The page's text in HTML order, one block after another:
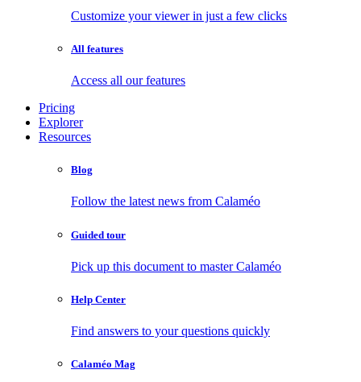
Customize your viewer in just a few clicks
All features
Access all our features
Pricing
Explorer
Resources
Blog
Follow the latest news from Calaméo
Guided tour
Pick up this document to master Calaméo
Help Center
Find answers to your questions quickly
Calaméo Mag